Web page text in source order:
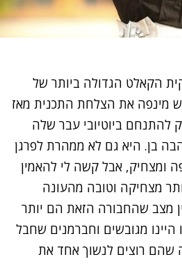
הקאלט הגדולה ביותר של
מינפה את הצלחת התכנית מאז
להתנחם ביוטיובי עבר שלה
בן. היא גם לא ממהרת לפרגן
ומצחיק, אבל קשה לי להאמין
מצחיקה וטובה מהעונה
מצב שהחבורה הזאת הם יותר
היינו מגובשים וחברמנים שחבל
שהם רוצים לנשוך אחד את